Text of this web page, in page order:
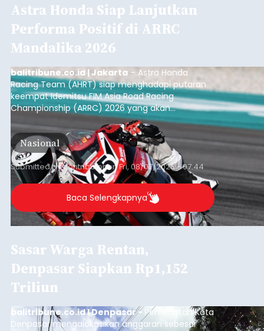
Astra Honda Siap Lanjutkan
Performa Positif di ARRC
Mandalika 2026
balitribune.co.id | Jakarta – Astra Honda
Racing Team (AHRT) siap menghadapi putaran
keempat Idemitsu FIM Asia Road Racing
Championship (ARRC) 2026 yang akan
berlangsung di Pertamina Mandalika
International Circuit, Lombok, Nusa Tenggara
Barat, pada 7–9 Agustus 2026.
Nasional
Submitted bycontributoronFri, 08/07/2026 - 07:44
Baca Selengkapnya
Sasar Warga Rentan,
Denpasar Siapkan Rp1,152
Triliun
balitribune.co.id I Denpasar - Pemerintah Kota
Denpasar mengalokasikan anggaran sebesar